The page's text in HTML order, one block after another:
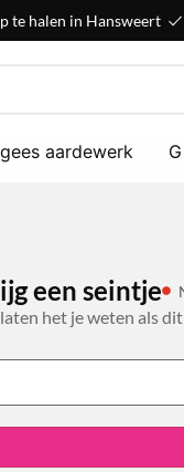
te halen in Hansweert
aardewerk
een seintje
het je weten als